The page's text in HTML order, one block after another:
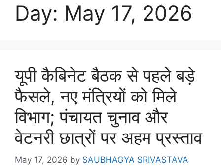
Day: May 17, 2026
यूपी कैबिनेट बैठक से पहले बड़े
फैसले, नए मंत्रियों को मिले
विभाग; पंचायत चुनाव और
वेटनरी छात्रों पर अहम प्रस्ताव
May 17, 2026 by SAUBHAGYA SRIVASTAVA